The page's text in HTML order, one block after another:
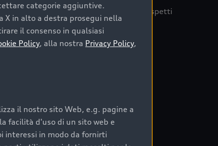
sicuro, è essenziale considerare aspetti
Prima Scelta :plus
nel tempo;
categorie aggiuntive.
in alto a destra prosegui nella
il consenso in qualsiasi
Policy, alla nostra Privacy Policy,
il nostro sito Web, e.g. pagine a
facilità d'uso di un sito web e
interessi in modo da fornirti